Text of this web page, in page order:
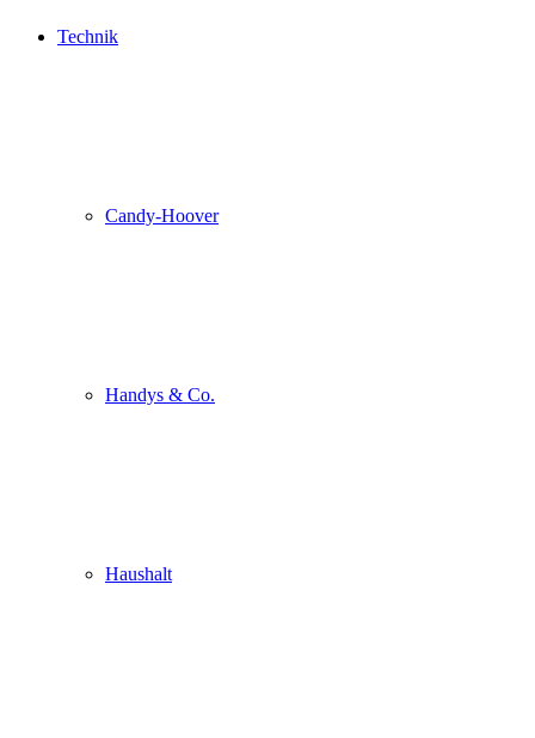
Technik
Candy-Hoover
Handys & Co.
Haushalt